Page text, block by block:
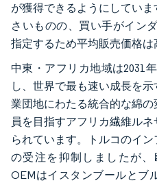
が獲得できるようにしてい
さいものの、買い手がイン
指定するため平均販売価格は
中東・アフリカ地域は2031
し、世界で最も速い成長を
業団地にわたる統合的な綿
員を目指すアフリカ繊維ル
られています。トルコのイ
の受注を抑制しましたが
OEMはイスタンブールとブ